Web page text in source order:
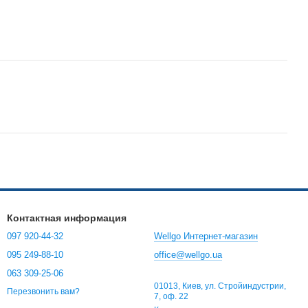
Контактная информация
097 920-44-32
095 249-88-10
063 309-25-06
Перезвонить вам?
Wellgo Интернет-магазин
office@wellgo.ua
01013, Киев, ул. Стройиндустрии,
7, оф. 22